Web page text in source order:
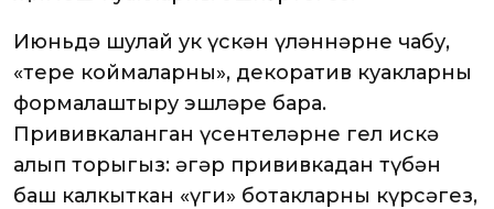
Июньдә шулай ук үскән үләннәрне чабу,
«тере коймаларны», декоратив куакларны
формалаштыру эшләре бара.
Прививкаланган үсентеләрне гел искә
алып торыгыз: әгәр прививкадан түбән
баш калкыткан «үги» ботакларны күрсәгез,